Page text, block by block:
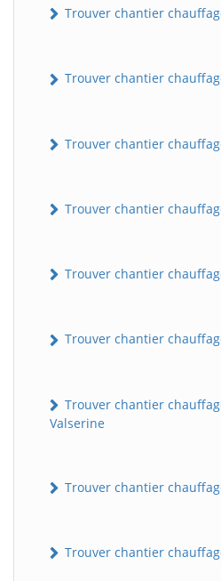
Trouver chantier
Trouver chantier
Trouver chantier
Trouver chantier
Trouver chantier
Trouver chantier
Trouver chantier
Valserine
Trouver chantier
Trouver chantier